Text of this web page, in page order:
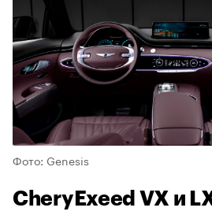
Фото: Genesis
CheryExeed VX и